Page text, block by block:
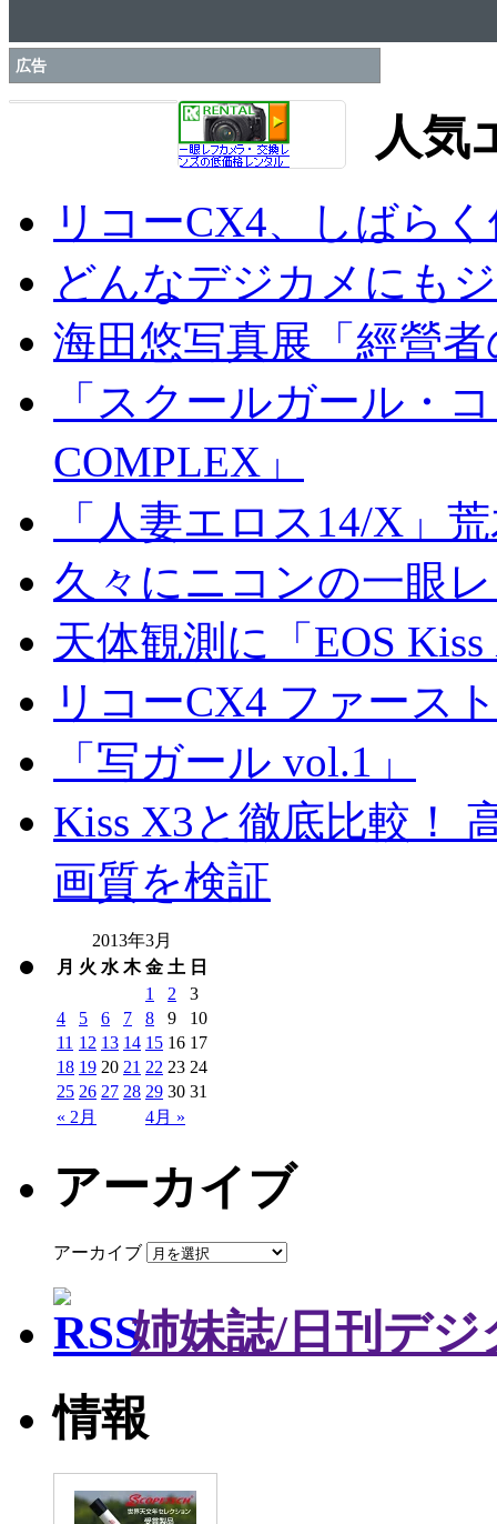
広告
人気
リコーCX4、しばら
どんなデジカメにも
海田悠写真展「經營
「スクールガール・
COMPLEX」
「人妻エロス14/X」
久々にニコンの一眼
天体観測に「EOS
リコーCX4 ファース
「写ガール vol.1」
Kiss X3と徹底比較！
画質を検証
2013年3月
月 火 水 木 金 土 日
« 2月 4月 »
1 2
3
4
5 6 7 8 9
10
11 12 13 14 15 16 17
18 19 20 21 22 23 24
25 26 27 28 29 30 31
アーカイブ
アーカイブ
姉妹誌/日刊デジ
情報